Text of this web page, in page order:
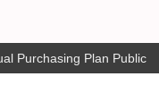
Purchasing Plan Public